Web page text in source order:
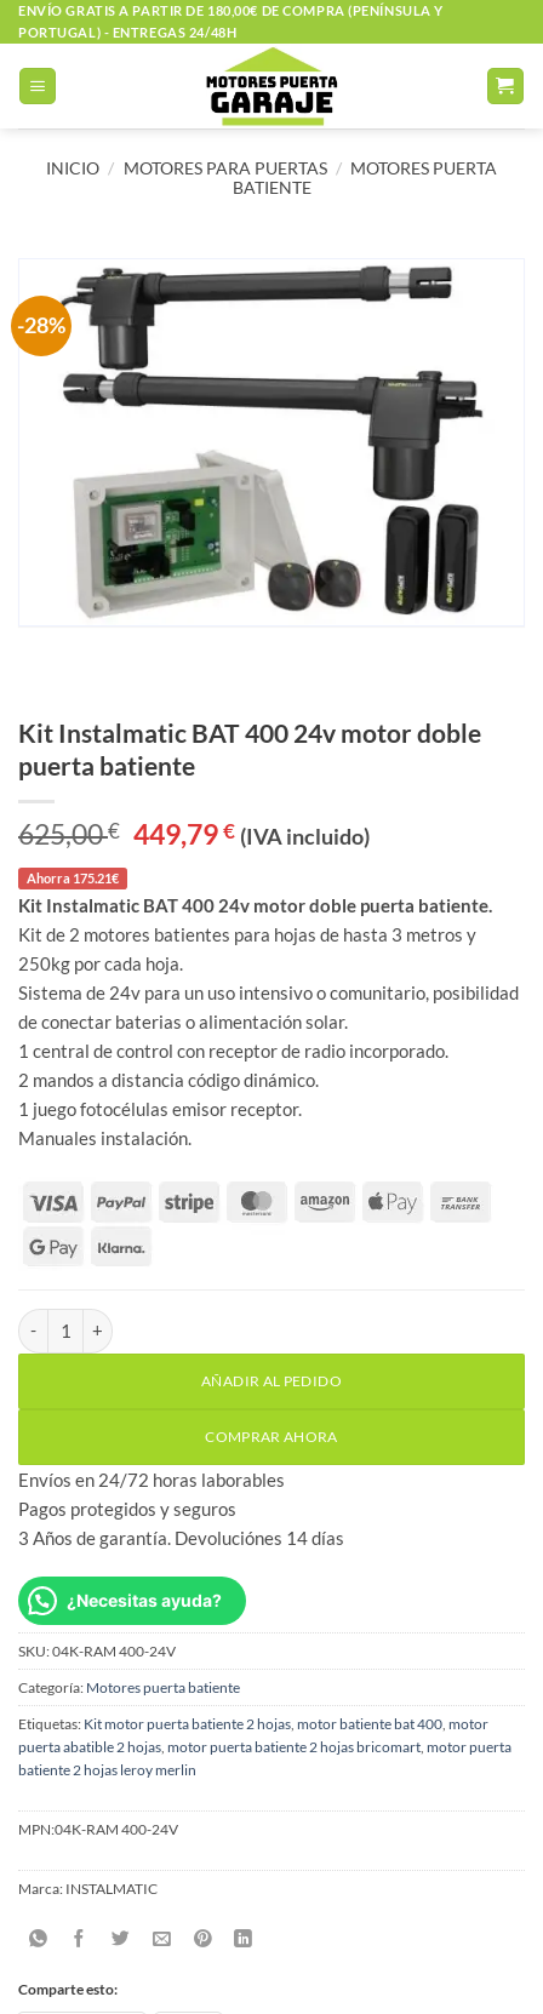
Saltar
al
contenido
ENVÍO GRATIS A PARTIR DE 180,00€ DE COMPRA (PENÍNSULA Y
PORTUGAL) - ENTREGAS 24/48H
INICIO / MOTORES PARA PUERTAS / MOTORES PUERTA
BATIENTE
-28%
Kit Instalmatic BAT 400 24v motor doble
puerta batiente
625,00€
El
precio
625,00 €.
449,79€El
precio
449,79 €.
(IVA incluido)
Ahorra 175.21€
Kit Instalmatic BAT 400 24v motor doble puerta batiente.
Kit de 2 motores batientes para hojas de hasta 3 metros y
250kg por cada hoja.
Sistema de 24v para un uso intensivo o comunitario, posibilidad
de conectar baterias o alimentación solar.
1 central de control con receptor de radio incorporado.
2 mandos a distancia código dinámico.
1 juego fotocélulas emisor receptor.
Manuales instalación.
Kit Instalmatic BAT 400 24v motor doble puerta batiente
AÑADIR AL PEDIDO
COMPRAR AHORA
Envíos en 24/72 horas laborables
Pagos protegidos y seguros
3 Años de garantía. Devoluciónes 14 días
¿Necesitas ayuda?
SKU:04K-RAM 400-24V
Categoría: Motores puerta batiente
Etiquetas: Kit motor puerta batiente 2 hojas motor batiente bat 400 motor
puerta abatible 2 hojas motor puerta batiente 2 hojas bricomart motor puerta
batiente 2 hojas leroy merlin
MPN:04K-RAM 400-24V
Marca: INSTALMATIC
Comparte esto: